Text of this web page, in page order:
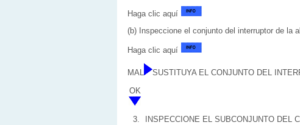
Haga clic aquí
(b) Inspeccione el conjunto del interruptor de la
Haga clic aquí
MAL
SUSTITUYA EL CONJUNTO DEL
OK
3.
INSPECCIONE EL SUBCONJUNTO DEL